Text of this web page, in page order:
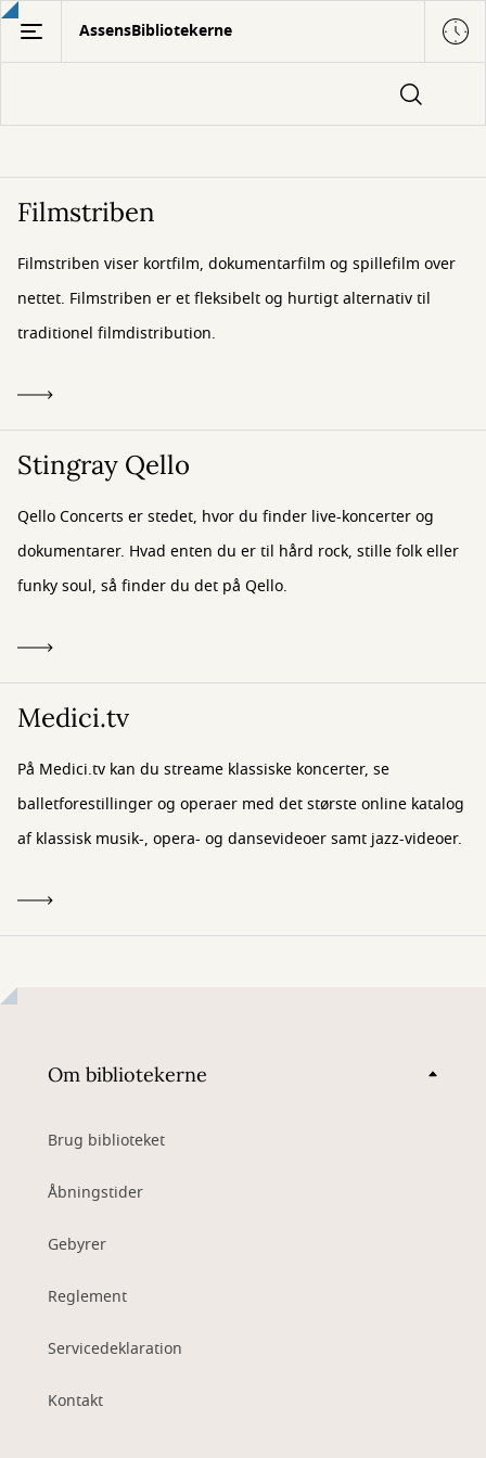
Gå
hovedindhold
AssensBibliotekerne
Musik
film
Filmstriben
Filmstriben viser kortfilm, dokumentarfilm og spillefilm over
nettet. Filmstriben er et fleksibelt og hurtigt alternativ til
traditionel filmdistribution.
Stingray Qello
Qello Concerts er stedet, hvor du finder live-koncerter og
dokumentarer. Hvad enten du er til hård rock, stille folk eller
funky soul, så finder du det på Qello.
Medici.tv
På Medici.tv kan du streame klassiske koncerter, se
balletforestillinger og operaer med det største online katalog
af klassisk musik-, opera- og dansevideoer samt jazz-videoer.
Om bibliotekerne
Brug biblioteket
Åbningstider
Gebyrer
Reglement
Servicedeklaration
Kontakt